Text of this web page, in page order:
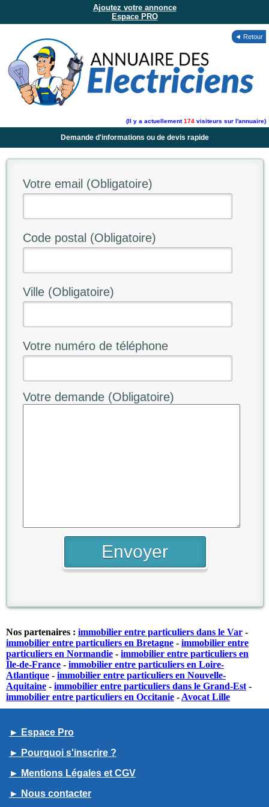
Ajoutez votre annonce
Espace PRO
◄ Retour
(Il y a actuellement174 visiteurs sur l'annuaire)
Demande d'informations ou de devis rapide
Votre email (Obligatoire)
Code postal (Obligatoire)
Ville (Obligatoire)
Votre numéro de téléphone
Votre demande (Obligatoire)
Nos partenaires : immobilier entre particuliers dans le Var -
immobilier entre particuliers en Bretagne - immobilier entre
particuliers en Normandie - immobilier entre particuliers en
Île-de-France - immobilier entre particuliers en Loire-
Atlantique - immobilier entre particuliers en Nouvelle-
Aquitaine - immobilier entre particuliers dans le Grand-Est -
immobilier entre particuliers en Occitanie - Avocat Lille
► Espace Pro
► Pourquoi s'inscrire ?
► Mentions Légales et CGV
► Nous contacter